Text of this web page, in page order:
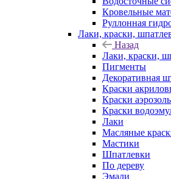
Кровельные
Руллонная
Лаки, краски,
Назад
Лаки, краски,
Пигменты
Декоративная
Краски
Краски
Краски
Лаки
Масляные
Мастики
Шпатлевки
По дереву
Эмали